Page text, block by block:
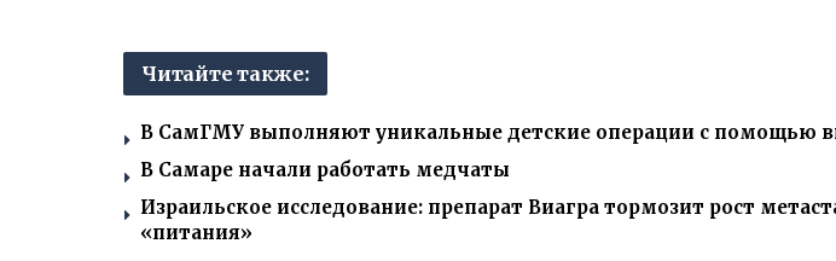
Читайте также:
В СамГМУ выполняют уникальные детские операции с помощью
В Самаре начали работать медчаты
Израильское исследование: препарат Виагра тормозит рост
«питания»